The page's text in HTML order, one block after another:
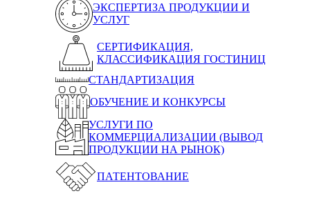
ЭКСПЕРТИЗА ПРОДУКЦИИ И
УСЛУГ
СЕРТИФИКАЦИЯ,
КЛАССИФИКАЦИЯ ГОСТИНИЦ
СТАНДАРТИЗАЦИЯ
ОБУЧЕНИЕ И КОНКУРСЫ
УСЛУГИ ПО
КОММЕРЦИАЛИЗАЦИИ (ВЫВОД
ПРОДУКЦИИ НА РЫНОК)
ПАТЕНТОВАНИЕ